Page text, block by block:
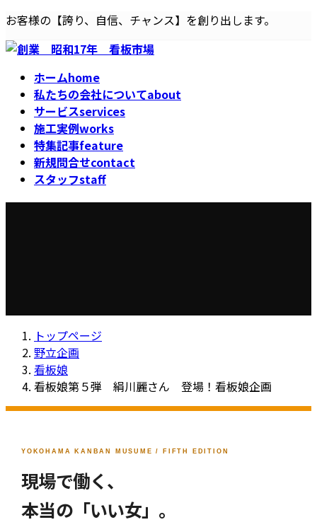
コ
ン
テ
ナ
ビ
ゲ
お客様の【誇り、自信、チャンス】を創り出します。
ホームhome
私たちの会社についてabout
サービスservices
施工実例works
特集記事feature
新規問合せcontact
スタッフstaff
トップページ
野立企画
看板娘
看板娘第５弾 絹川麗さん 登場！看板娘企画
YOKOHAMA KANBAN MUSUME / FIFTH EDITION
現場で働く、
本当の「いい女」。